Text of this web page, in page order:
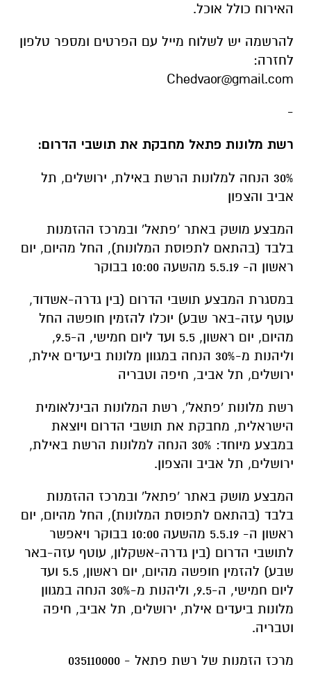
האירוח כולל אוכל.
להרשמה יש לשלוח מייל עם הפרטים ומספר טלפון
לחזרה:
Chedvaor@gmail.com
-
רשת מלונות פתאל מחבקת את תושבי הדרום:
30% הנחה למלונות הרשת באילת, ירושלים, תל
אביב והצפון
המבצע מושק באתר 'פתאל' ובמרכז ההזמנות
בלבד (בהתאם לתפוסת המלונות), החל מהיום, יום
ראשון ה- 5.5.19 מהשעה 10:00 בבוקר
במסגרת המבצע תושבי הדרום (בין גדרה-אשדוד,
עוטף עזה-באר שבע) יוכלו להזמין חופשה החל
מהיום, יום ראשון, 5.5 ועד ליום חמישי, ה-9.5,
וליהנות מ-30% הנחה במגוון מלונות ביעדים אילת,
ירושלים, תל אביב, חיפה וטבריה
רשת מלונות 'פתאל', רשת המלונות הבינלאומית
הישראלית, מחבקת את תושבי הדרום ויוצאת
במבצע מיוחד: 30% הנחה למלונות הרשת באילת,
ירושלים, תל אביב והצפון.
המבצע מושק באתר 'פתאל' ובמרכז ההזמנות
בלבד (בהתאם לתפוסת המלונות), החל מהיום, יום
ראשון ה- 5.5.19 מהשעה 10:00 בבוקר ויאפשר
לתושבי הדרום (בין גדרה-אשקלון, עוטף עזה-באר
שבע) להזמין חופשה מהיום, יום ראשון, 5.5 ועד
ליום חמישי, ה-9.5, וליהנות מ-30% הנחה במגוון
מלונות ביעדים אילת, ירושלים, תל אביב, חיפה
וטבריה.
מרכז הזמנות של רשת פתאל - 035110000